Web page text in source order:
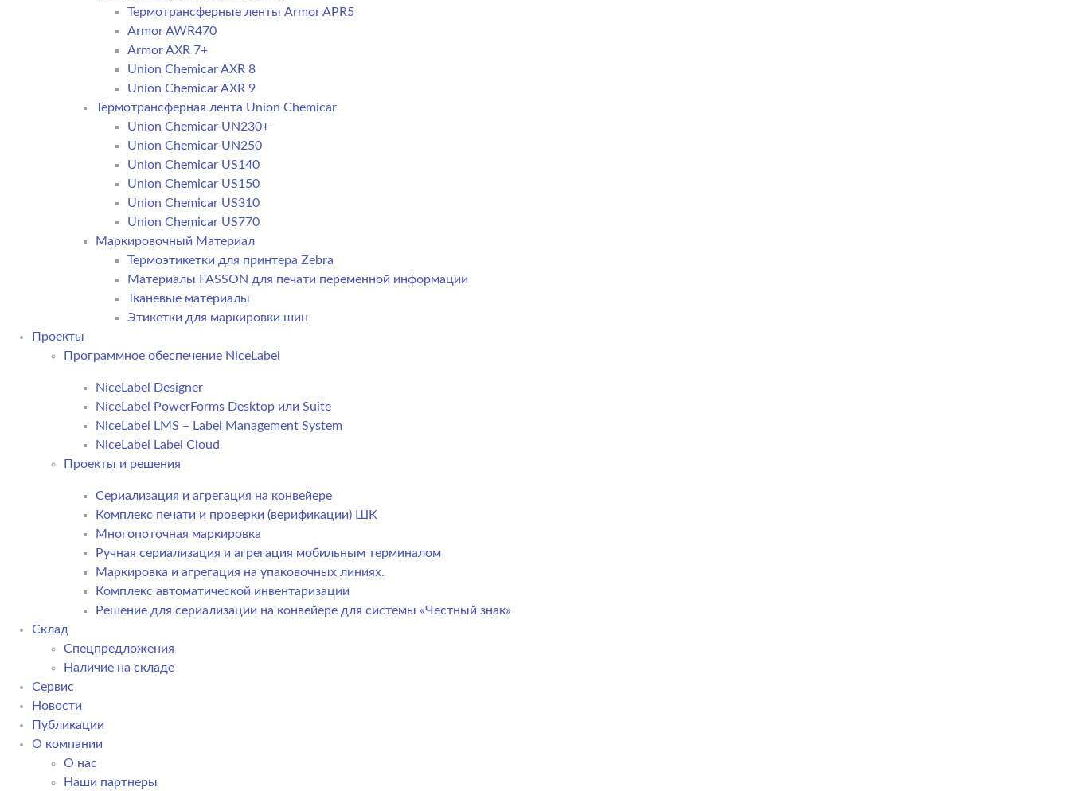
Термотрансферные ленты Armor APR5
Armor AWR470
Armor AXR 7+
Union Chemicar AXR 8
Union Chemicar AXR 9
Термотрансферная лента Union Chemicar
Union Chemicar UN230+
Union Chemicar UN250
Union Chemicar US140
Union Chemicar US150
Union Chemicar US310
Union Chemicar US770
Маркировочный Материал
Термоэтикетки для принтера Zebra
Материалы FASSON для печати переменной информации
Тканевые материалы
Этикетки для маркировки шин
Проекты
Программное обеспечение NiceLabel
NiceLabel Designer
NiceLabel PowerForms Desktop или Suite
NiceLabel LMS – Label Management System
NiceLabel Label Cloud
Проекты и решения
Сериализация и агрегация на конвейере
Комплекс печати и проверки (верификации) ШК
Многопоточная маркировка
Ручная сериализация и агрегация мобильным терминалом
Маркировка и агрегация на упаковочных линиях.
Комплекс автоматической инвентаризации
Решение для сериализации на конвейере для системы «Честный знак»
Склад
Спецпредложения
Наличие на складе
Сервис
Новости
Публикации
О компании
О нас
Наши партнеры